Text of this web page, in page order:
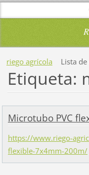
riego agrícola Lista
Etiqueta:
Microtubo PVC
https://www.riego-
flexible-7x4mm-200m/